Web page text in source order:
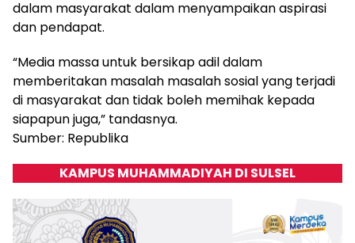
dalam masyarakat dalam menyampaikan aspirasi
dan pendapat.
“Media massa untuk bersikap adil dalam
memberitakan masalah masalah sosial yang terjadi
di masyarakat dan tidak boleh memihak kepada
siapapun juga,” tandasnya.
Sumber: Republika
KAMPUS MUHAMMADIYAH DI SULSEL